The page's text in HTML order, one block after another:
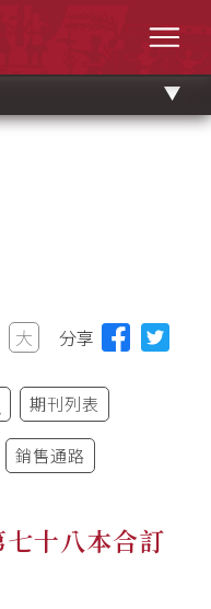
大 分享
期刊列表
銷售通路
十八本合訂